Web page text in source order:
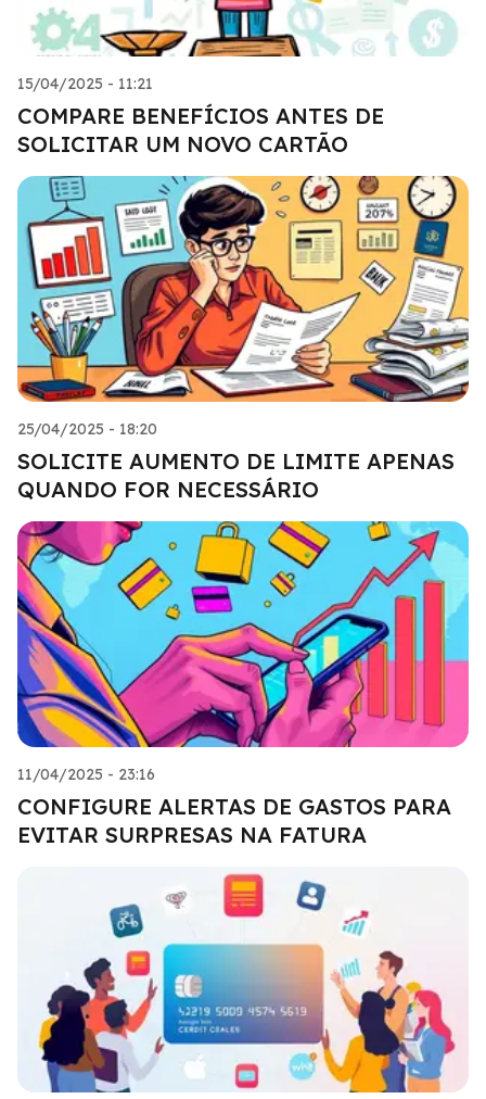
15/04/2025 - 11:21
COMPARE BENEFÍCIOS ANTES DE
SOLICITAR UM NOVO CARTÃO
25/04/2025 - 18:20
SOLICITE AUMENTO DE LIMITE APENAS
QUANDO FOR NECESSÁRIO
11/04/2025 - 23:16
CONFIGURE ALERTAS DE GASTOS PARA
EVITAR SURPRESAS NA FATURA